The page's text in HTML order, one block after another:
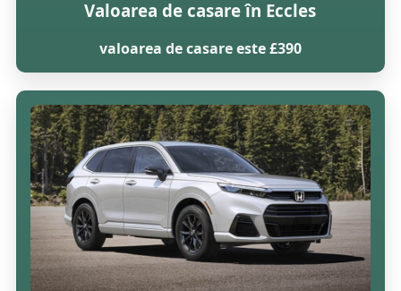
Valoarea de casare în Eccles
valoarea de casare este £390